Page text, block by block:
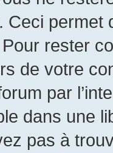
Ceci permet
Pour rester
de votre
par
dans une
pas à